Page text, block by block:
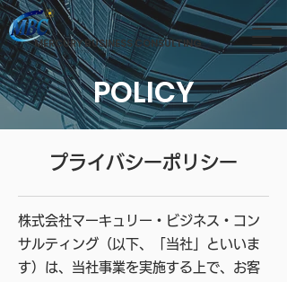
MERCURY BUSINESS CONSULTING
Solution that delivers
POLICY
プライバシーポリシー
株式会社マーキュリー・ビジネス・コン
サルティング（以下、「当社」といいま
す）は、当社事業を実施する上で、お客